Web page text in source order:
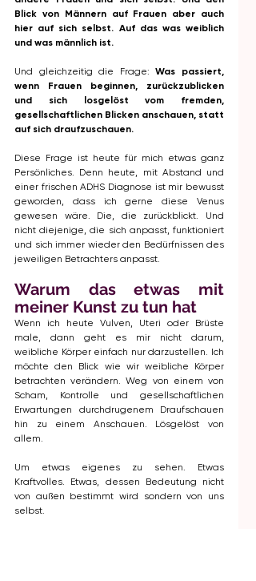
Blick von Männern auf Frauen aber auch
hier auf sich selbst. Auf das was weiblich
und was männlich ist.
Und gleichzeitig die Frage: Was passiert,
wenn Frauen beginnen, zurückzublicken
und sich losgelöst vom fremden,
gesellschaftlichen Blicken anschauen, statt
auf sich draufzuschauen.
Diese Frage ist heute für mich etwas ganz
Persönliches. Denn heute, mit Abstand und
einer frischen ADHS Diagnose ist mir bewusst
geworden, dass ich gerne diese Venus
gewesen wäre. Die, die zurückblickt. Und
nicht diejenige, die sich anpasst, funktioniert
und sich immer wieder den Bedürfnissen des
jeweiligen Betrachters anpasst.
Warum das etwas mit
meiner Kunst zu tun hat
Wenn ich heute Vulven, Uteri oder Brüste
male, dann geht es mir nicht darum,
weibliche Körper einfach nur darzustellen. Ich
möchte den Blick wie wir weibliche Körper
betrachten verändern. Weg von einem von
Scham, Kontrolle und gesellschaftlichen
Erwartungen durchdrugenem Draufschauen
hin zu einem Anschauen. Lösgelöst von
allem.
Um etwas eigenes zu sehen. Etwas
Kraftvolles. Etwas, dessen Bedeutung nicht
von außen bestimmt wird sondern von uns
selbst.